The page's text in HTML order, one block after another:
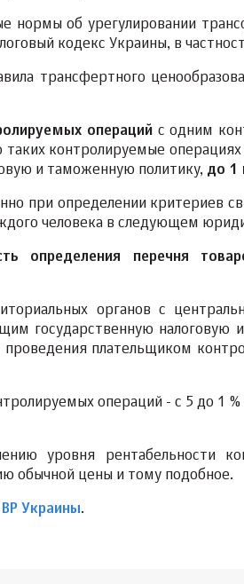
нормы об урегулировании
кодекс Украины, в
трансфертного
операцийс одним
контролируемые
и таможенную политику, до 1
при определении критериев
человека в следующем
определения перечня
органов с
государственную налоговую
плательщиком
операций - с 5 до 1
уровня рентабельности
обычной цены и тому подобное.
ВР Украины.